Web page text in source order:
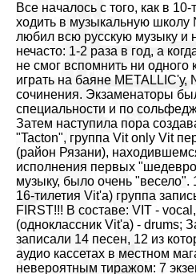
Все началось с того, как в
ходить в музыкальную школу
любил всю русскую музыку и
нечасто: 1-2 раза в год, а
не смог вспомнить ни одного
играть на баяне
сочинения. Экзаменаторы
специальности и по
Затем наступила пора
"Tacton", группа Vit only Vit
(район Рязани),
исполнения первых
музыку, было очень
16-тилетия Vit'a) группа
FIRST!!! В составе: VIT -
(одноклассник Vit'a) - drums;
записали 14 песен, 12 из
аудио кассетах в местном
невероятным тиражом: 7